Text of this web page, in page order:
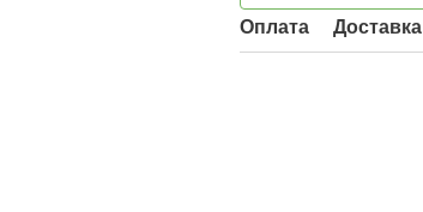
Оплата Доставка